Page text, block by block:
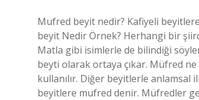
Mufred beyit nedir? Kafiyeli
beyit Nedir Örnek? Herhangi bir
Matla gibi isimlerle de bilindiği
beyti olarak ortaya çıkar. Müfred
kullanılır. Diğer beyitlerle anlamsal
beyitlere mufred denir. Müfredler